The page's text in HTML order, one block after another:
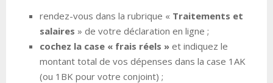
rendez-vous dans la rubrique « Traitements et
salaires » de votre déclaration en ligne ;
cochez la case « frais réels » et indiquez le
montant total de vos dépenses dans la case 1AK
(ou 1BK pour votre conjoint) ;